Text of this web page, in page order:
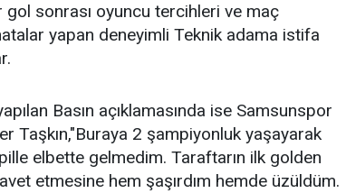
gol sonrası oyuncu tercihleri ve maç
yapan deneyimli Teknik adama istifa
Basın açıklamasında ise Samsunspor
Taşkın,"Buraya 2 şampiyonluk yaşayarak
elbette gelmedim. Taraftarın ilk golden
etmesine hem şaşırdım hemde üzüldüm.